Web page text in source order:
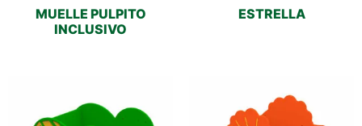
MUELLE PULPITO
INCLUSIVO
ESTRELLA